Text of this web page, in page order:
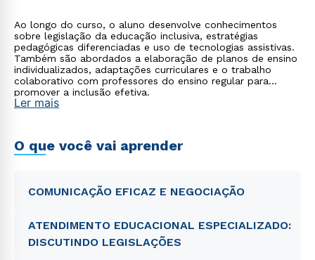
Ao longo do curso, o aluno desenvolve conhecimentos
sobre legislação da educação inclusiva, estratégias
pedagógicas diferenciadas e uso de tecnologias assistivas.
Também são abordados a elaboração de planos de ensino
individualizados, adaptações curriculares e o trabalho
colaborativo com professores do ensino regular para
promover a inclusão efetiva.
Ler mais
O que você vai aprender
COMUNICAÇÃO EFICAZ E NEGOCIAÇÃO
ATENDIMENTO EDUCACIONAL ESPECIALIZADO:
DISCUTINDO LEGISLAÇÕES